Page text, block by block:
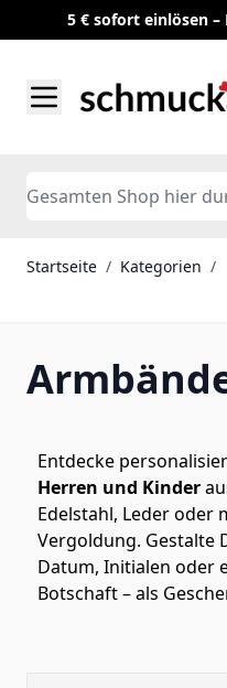
5 € sofort einlösen
Search
Startseite / Kategorien /
Entdecke
Herren und Kinder
Edelstahl, Leder oder
Vergoldung. Gestalte
Datum, Initialen oder
Botschaft – als